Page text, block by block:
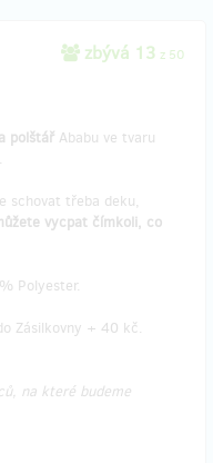
zbývá 13 z 50
polštář Ababu ve tvaru
schovat třeba deku,
vycpat čímkoli, co
Polyester.
Zásilkovny + 40 kč.
na které budeme